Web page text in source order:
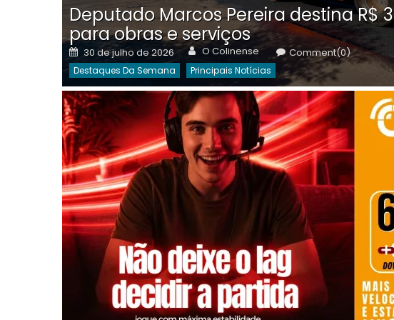
Deputado Marcos Pereira destina R$
para obras e serviços
Posted
on
30 de julho de 2026 Author
O Colinense Comment(0)
Destaques Da Semana Principais Notícias